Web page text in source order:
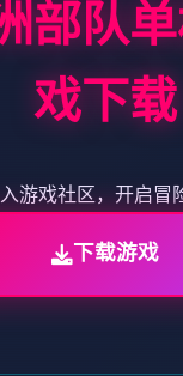
部队
戏下载
游戏社区，开启冒
下载游戏